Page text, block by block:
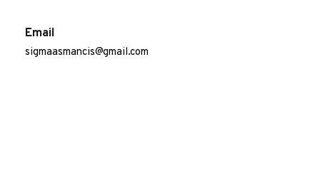
Email
sigmaasmancis@gmail.com